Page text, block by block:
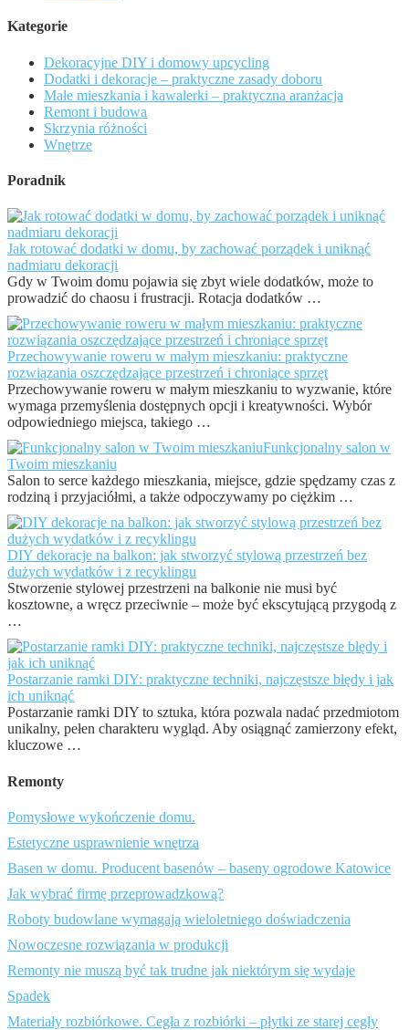
Kategorie
Dekoracyjne DIY i domowy upcycling
Dodatki i dekoracje – praktyczne zasady doboru
Małe mieszkania i kawalerki – praktyczna aranżacja
Remont i budowa
Skrzynia różności
Wnętrze
Poradnik
Jak rotować dodatki w domu, by zachować porządek i uniknąć
nadmiaru dekoracji
Gdy w Twoim domu pojawia się zbyt wiele dodatków, może to
prowadzić do chaosu i frustracji. Rotacja dodatków …
Przechowywanie roweru w małym mieszkaniu: praktyczne
rozwiązania oszczędzające przestrzeń i chroniące sprzęt
Przechowywanie roweru w małym mieszkaniu to wyzwanie, które
wymaga przemyślenia dostępnych opcji i kreatywności. Wybór
odpowiedniego miejsca, takiego …
Funkcjonalny salon w
Twoim mieszkaniu
Salon to serce każdego mieszkania, miejsce, gdzie spędzamy czas z
rodziną i przyjaciółmi, a także odpoczywamy po ciężkim …
DIY dekoracje na balkon: jak stworzyć stylową przestrzeń bez
dużych wydatków i z recyklingu
Stworzenie stylowej przestrzeni na balkonie nie musi być
kosztowne, a wręcz przeciwnie – może być ekscytującą przygodą z
…
Postarzanie ramki DIY: praktyczne techniki, najczęstsze błędy i jak
ich uniknąć
Postarzanie ramki DIY to sztuka, która pozwala nadać przedmiotom
unikalny, pełen charakteru wygląd. Aby osiągnąć zamierzony efekt,
kluczowe …
Remonty
Pomysłowe wykończenie domu.
Estetyczne usprawnienie wnętrza
Basen w domu. Producent basenów – baseny ogrodowe Katowice
Jak wybrać firmę przeprowadzkową?
Roboty budowlane wymagają wieloletniego doświadczenia
Nowoczesne rozwiązania w produkcji
Remonty nie muszą być tak trudne jak niektórym się wydaje
Spadek
Materiały rozbiórkowe. Cegła z rozbiórki – płytki ze starej cegły